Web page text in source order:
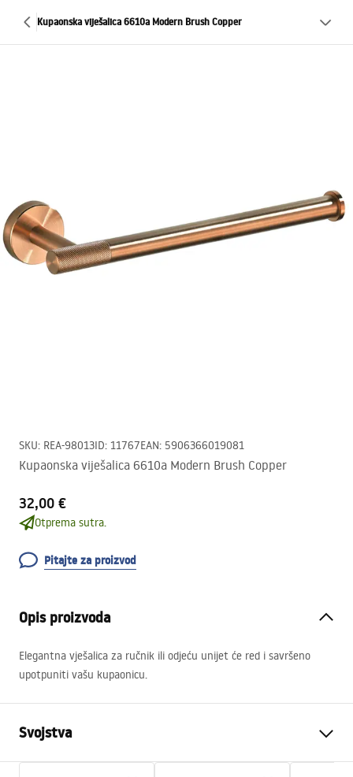
Kupaonska viješalica 6610a Modern Brush Copper
SKU: REA-98013ID: 11767EAN: 5906366019081
Kupaonska viješalica 6610a Modern Brush Copper
32,00 €
Otprema sutra.
Pitajte za proizvod
Opis proizvoda
Elegantna vješalica za ručnik ili odjeću unijet će red i savršeno
upotpuniti vašu kupaonicu.
Svojstva